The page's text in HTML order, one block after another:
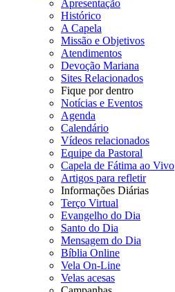
Apresentação
Histórico
A Capela
Missão e Objetivos
Atendimentos
Devoção Mariana
Sites Relacionados
Fique por dentro
Notícias e Eventos
Agenda
Calendário
Vídeos relacionados
Equipe da Pastoral
Capela de Fátima ao Vivo
Artigos para refletir
Informações Diárias
Terço Virtual
Evangelho do Dia
Santo do Dia
Mensagem do Dia
Bíblia Online
Vela On-Line
Velas acesas